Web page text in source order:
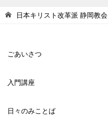
日本キリスト改革派 静岡教会
ごあいさつ
入門講座
日々のみことば